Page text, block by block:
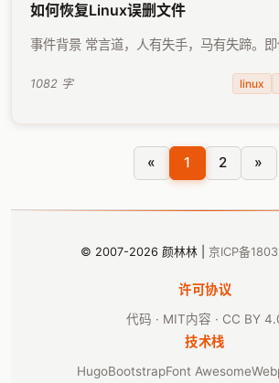
如何恢复Linux误删文件
事件背景 常言道，人有失手，马有失蹄。
在偶尔心神不够集中时，也会犯下误删文件
1082 字 linux
« 1 2 »
© 2007-2026 颜林林 | 京ICP备
许可协议
代码 · MIT内容 · CC BY
技术栈
HugoBootstrapFont Awesome